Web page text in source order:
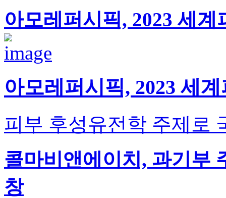
아모레퍼시픽, 2023 세
아모레퍼시픽, 2023 세
피부 후성유전학 주제로
콜마비앤에이치, 과기부
창